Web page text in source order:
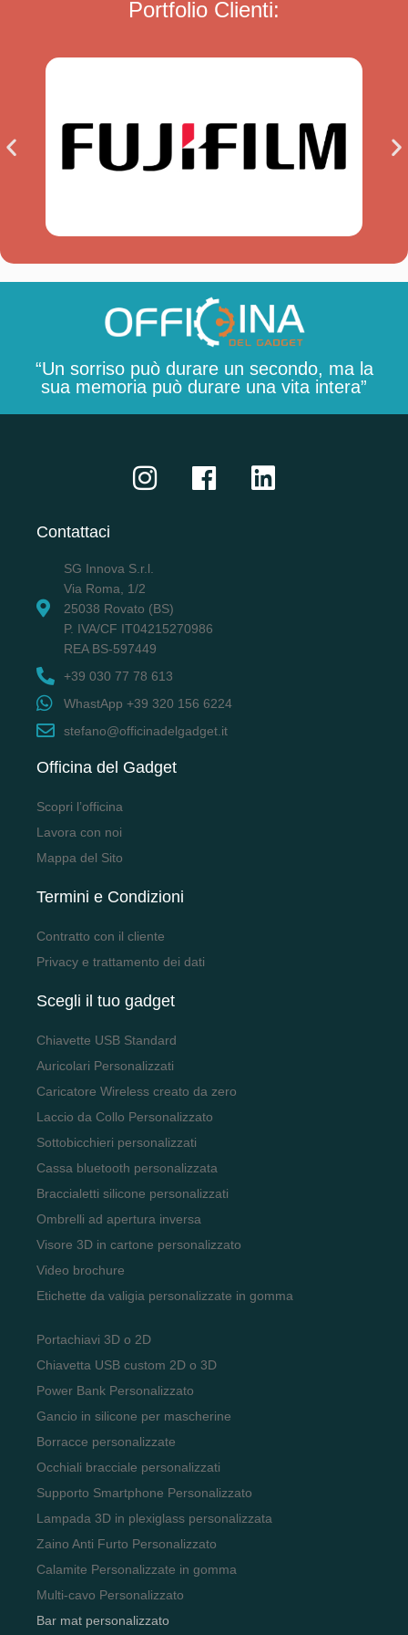
Portfolio Clienti:
“Un sorriso può durare un secondo, ma la
sua memoria può durare una vita intera”
Contattaci
SG Innova S.r.l.
Via Roma, 1/2
25038 Rovato (BS)
P. IVA/CF IT04215270986
REA BS-597449
+39 030 77 78 613
WhastApp +39 320 156 6224
stefano@officinadelgadget.it
Officina del Gadget
Scopri l’officina
Lavora con noi
Mappa del Sito
Termini e Condizioni
Contratto con il cliente
Privacy e trattamento dei dati
Scegli il tuo gadget
Chiavette USB Standard
Auricolari Personalizzati
Caricatore Wireless creato da zero
Laccio da Collo Personalizzato
Sottobicchieri personalizzati
Cassa bluetooth personalizzata
Braccialetti silicone personalizzati
Ombrelli ad apertura inversa
Visore 3D in cartone personalizzato
Video brochure
Etichette da valigia personalizzate in gomma
Portachiavi 3D o 2D
Chiavetta USB custom 2D o 3D
Power Bank Personalizzato
Gancio in silicone per mascherine
Borracce personalizzate
Occhiali bracciale personalizzati
Supporto Smartphone Personalizzato
Lampada 3D in plexiglass personalizzata
Zaino Anti Furto Personalizzato
Calamite Personalizzate in gomma
Multi-cavo Personalizzato
Bar mat personalizzato